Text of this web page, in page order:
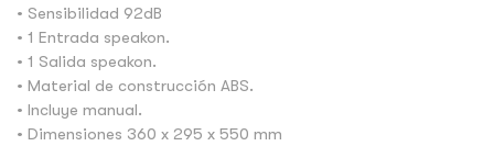
• Sensibilidad 92dB
• 1 Entrada speakon.
• 1 Salida speakon.
• Material de construcción ABS.
• Incluye manual.
• Dimensiones 360 x 295 x 550 mm